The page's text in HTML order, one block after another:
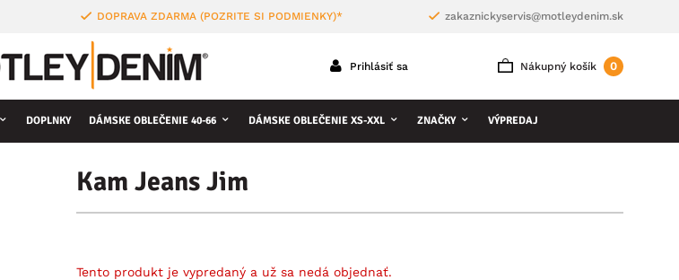
DOPRAVA ZDARMA (POZRITE SI PODMIENKY)* zakaznickyservis@motleydenim.sk
Nákupný košík 0
Prihlásiť sa
DOPLNKY DÁMSKE OBLEČENIE 40-66 DÁMSKE OBLEČENIE XS-XXL ZNAČKY VÝPREDAJ
Kam Jeans Jim
Tento produkt je vypredaný a už sa nedá objednať.